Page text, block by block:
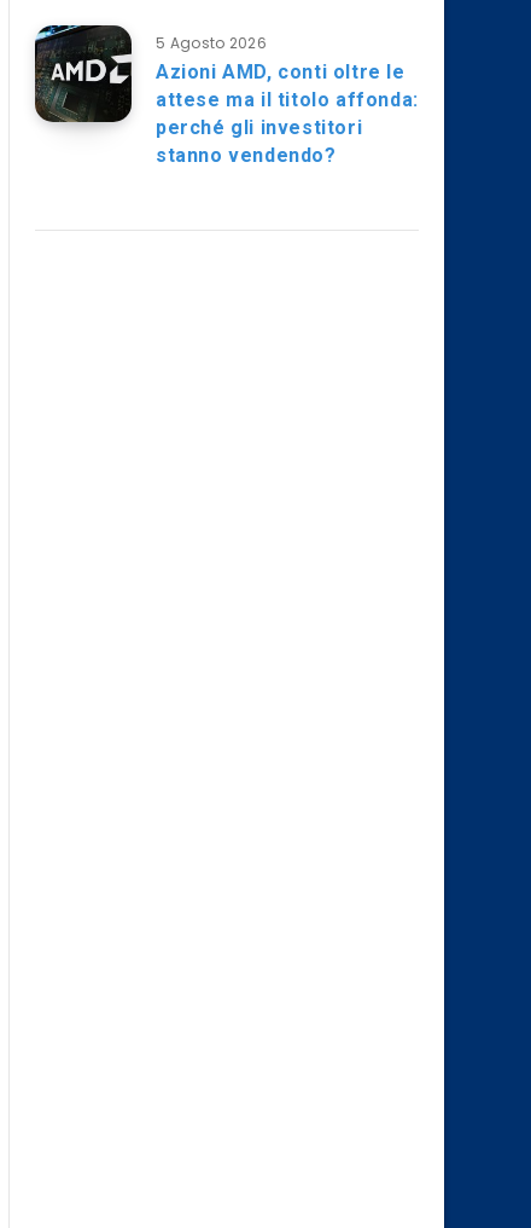
5 Agosto 2026
Azioni AMD, conti oltre le
attese ma il titolo affonda:
perché gli investitori
stanno vendendo?